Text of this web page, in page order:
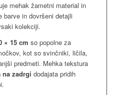
mehak žametni material in
barve in dovršeni detajli
kolekciji.
× 15 cm so popolne za
kot so svinčniki, ličila,
predmeti. Mehka tekstura
na zadrgi dodajata pridih